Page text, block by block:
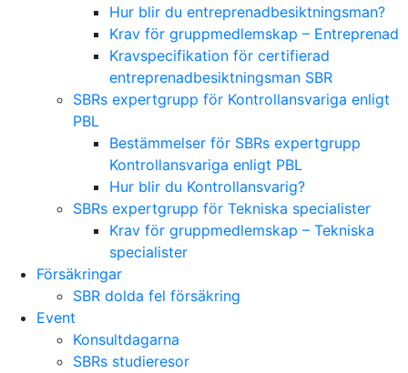
Hur blir du entreprenadbesiktningsman?
Krav för gruppmedlemskap – Entreprenad
Kravspecifikation för certifierad
entreprenadbesiktningsman SBR
SBRs expertgrupp för Kontrollansvariga enligt
PBL
Bestämmelser för SBRs expertgrupp
Kontrollansvariga enligt PBL
Hur blir du Kontrollansvarig?
SBRs expertgrupp för Tekniska specialister
Krav för gruppmedlemskap – Tekniska
specialister
Försäkringar
SBR dolda fel försäkring
Event
Konsultdagarna
SBRs studieresor